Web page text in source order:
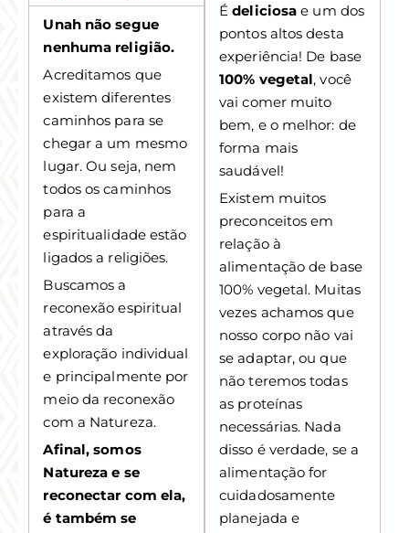
Unah não segue
nenhuma religião.
Acreditamos que
existem diferentes
caminhos para se
chegar a um mesmo
lugar. Ou seja, nem
todos os caminhos
para a
espiritualidade estão
ligados a religiões.
Buscamos a
reconexão espiritual
através da
exploração individual
e principalmente por
meio da reconexão
com a Natureza.
Afinal, somos
Natureza e se
reconectar com ela,
é também se
Édeliciosa e um dos
pontos altos desta
experiência! De base
100% vegetal, você
vai comer muito
bem, e o melhor: de
forma mais
saudável!
Existem muitos
preconceitos em
relação à
alimentação de base
100% vegetal. Muitas
vezes achamos que
nosso corpo não vai
se adaptar, ou que
não teremos todas
as proteínas
necessárias. Nada
disso é verdade, se a
alimentação for
cuidadosamente
planejada e